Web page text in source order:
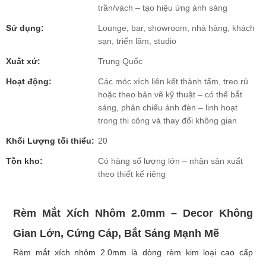
trần/vách – tạo hiệu ứng ánh sáng
Sử dụng:
Lounge, bar, showroom, nhà hàng, khách
sạn, triển lãm, studio
Xuất xứ: Trung Quốc
Hoạt động:
Các móc xích liên kết thành tấm, treo rủ
hoặc theo bản vẽ kỹ thuật – có thể bắt
sáng, phản chiếu ánh đèn – linh hoạt
trong thi công và thay đổi không gian
Khối Lượng tối thiểu: 20
Tồn kho:
Có hàng số lượng lớn – nhận sản xuất
theo thiết kế riêng
Rèm Mắt Xích Nhôm 2.0mm – Decor Không
Gian Lớn, Cứng Cáp, Bắt Sáng Mạnh Mẽ
Rèm mắt xích nhôm 2.0mm là dòng rèm kim loại cao cấp